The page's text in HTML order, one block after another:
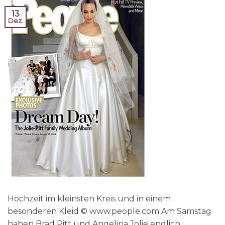
13
Dez.
Hochzeit im kleinsten Kreis und in einem
besonderen Kleid © www.people.com Am Samstag